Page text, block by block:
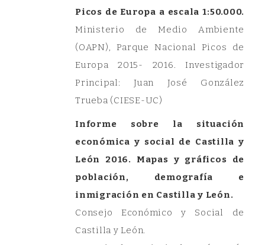
Picos de Europa a escala 1:50.000.
Ministerio de Medio Ambiente
(OAPN), Parque Nacional Picos de
Europa 2015- 2016. Investigador
Principal: Juan José González
Trueba (CIESE-UC)
Informe sobre la situación
económica y social de Castilla y
León 2016. Mapas y gráficos de
población, demografía e
inmigración en Castilla y León.
Consejo Económico y Social de
Castilla y León.